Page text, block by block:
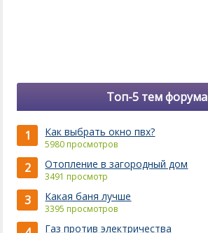
Топ-5 тем форума
1 Как выбрать окно пвх?
5980 просмотров
2 Отопление в загородный дом
3491 просмотр
3 Какая баня лучше
3395 просмотров
Газ против электричества